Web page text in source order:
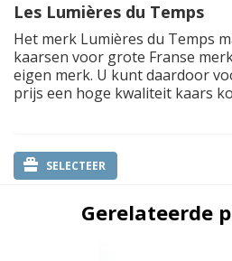
Les Lumières du Temps
Het merk Lumières du Temps
kaarsen voor grote Franse
eigen merk. U kunt daardoor
prijs een hoge kwaliteit kaars
SELECTEER
Gerelateerde